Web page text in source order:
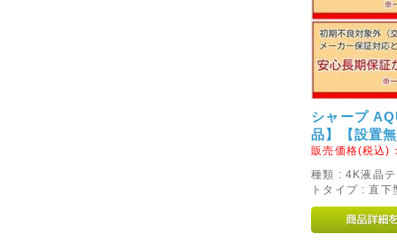
シャープ
品】【設置
販売価格(税込)
種類 : 4K液晶
トタイプ : 直下